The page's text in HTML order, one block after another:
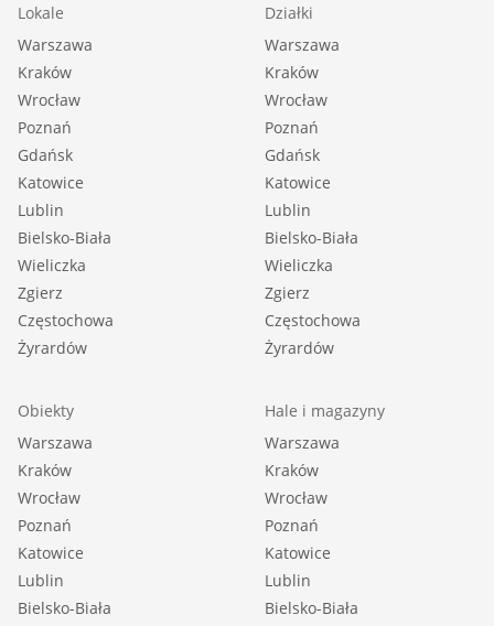
Lokale
Warszawa
Kraków
Wrocław
Poznań
Gdańsk
Katowice
Lublin
Bielsko-Biała
Wieliczka
Zgierz
Częstochowa
Żyrardów
Działki
Warszawa
Kraków
Wrocław
Poznań
Gdańsk
Katowice
Lublin
Bielsko-Biała
Wieliczka
Zgierz
Częstochowa
Żyrardów
Obiekty
Warszawa
Kraków
Wrocław
Poznań
Katowice
Lublin
Bielsko-Biała
Hale i magazyny
Warszawa
Kraków
Wrocław
Poznań
Katowice
Lublin
Bielsko-Biała